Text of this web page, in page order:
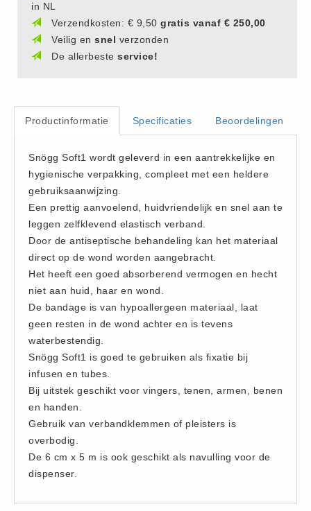
AED apparaten (11)
AED batterijen (12)
AED binnen - buiten kasten (11)
Beademings materialen (6)
BHV Kasten
BHV kasten (5)
BHV Kleding
Hesjes (9)
BHV middelen
BHV kasten (0)
Evacuatie - Zaklampen (0)
Kleding - Hesjes (0)
Brandblusmiddelen
Blusdekens (1)
Brandblussers (0)
CO2 blussers (2)
Poederblussers (5)
Schuimblussers (6)
Rookmelders (8)
in NL
Verzendkosten: € 9,50 gratis vanaf € 250,00
Veilig en snel verzonden
De allerbeste service!
Productinformatie Specificaties Beoordelingen
Snögg Soft1 wordt geleverd in een aantrekkelijke en
hygienische verpakking, compleet met een heldere
gebruiksaanwijzing.
Een prettig aanvoelend, huidvriendelijk en snel aan te
leggen zelfklevend elastisch verband.
Door de antiseptische behandeling kan het materiaal
direct op de wond worden aangebracht.
Het heeft een goed absorberend vermogen en hecht
niet aan huid, haar en wond.
De bandage is van hypoallergeen materiaal, laat
geen resten in de wond achter en is tevens
waterbestendig.
Snögg Soft1 is goed te gebruiken als fixatie bij
infusen en tubes.
Bij uitstek geschikt voor vingers, tenen, armen, benen
en handen.
Gebruik van verbandklemmen of pleisters is
overbodig.
De 6 cm x 5 m is ook geschikt als navulling voor de
dispenser.